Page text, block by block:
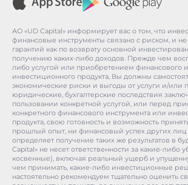
АО «UD Capital» информирует вас о том, что
финансовые инструменты связано с риском, и
гарантий как по возврату основной
получению каких-либо доходов. Прежде чем
либо услугой или приобретением финансового
инвестиционного продукта, Вы должны
экономические риски и выгоды от услуги и/или
юридические, бухгалтерские последствия
пользовании конкретной услугой, или перед
конкретного финансового инструмента или
продукта, свою готовность и возможность
прошлый опыт, ни финансовый успех других лиц
определяет получение таких же результатов в
Capital» не несет ответственности за какие-
косвенные), включая реальный ущерб и
чем принимать, какие-либо инвестиционные
настоятельно рекомендуем тщательно оценить